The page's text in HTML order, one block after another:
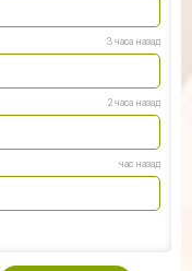
3 часа назад
2 часа назад
час назад